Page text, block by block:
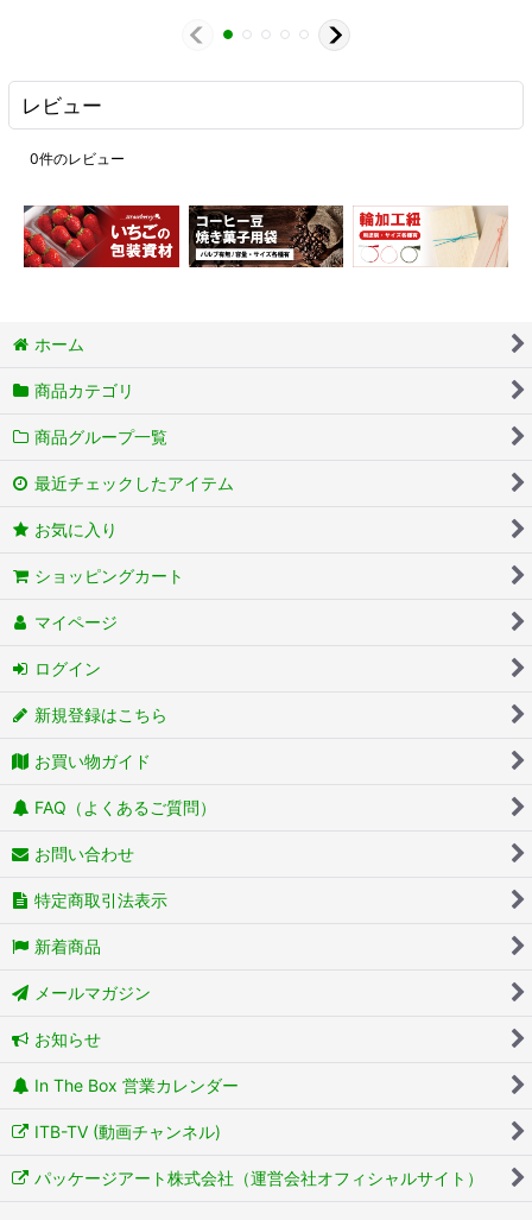
レビュー
0件のレビュー
ホーム
商品カテゴリ
商品グループ一覧
最近チェックしたアイテム
お気に入り
ショッピングカート
マイページ
ログイン
新規登録はこちら
お買い物ガイド
FAQ（よくあるご質問）
お問い合わせ
特定商取引法表示
新着商品
メールマガジン
お知らせ
In The Box 営業カレンダー
ITB-TV (動画チャンネル)
パッケージアート株式会社（運営会社オフィシャルサイト）